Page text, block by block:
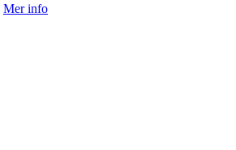
Mer info